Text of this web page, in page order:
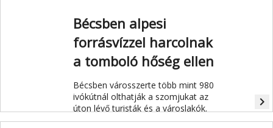
Bécsben alpesi
forrásvízzel harcolnak
a tomboló hőség ellen
Bécsben városszerte több mint 980
ivókútnál olthatják a szomjukat az
úton lévő turisták és a városlakók. navigate_next